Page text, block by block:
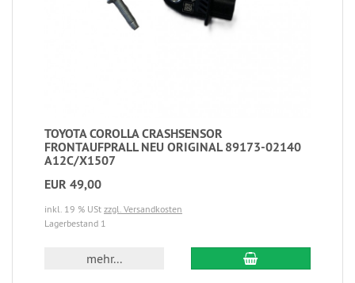
TOYOTA COROLLA CRASHSENSOR
FRONTAUFPRALL NEU ORIGINAL 89173-02140
A12C/X1507
EUR 49,00
inkl. 19 % USt zzgl. Versandkosten
Lagerbestand 1
mehr...